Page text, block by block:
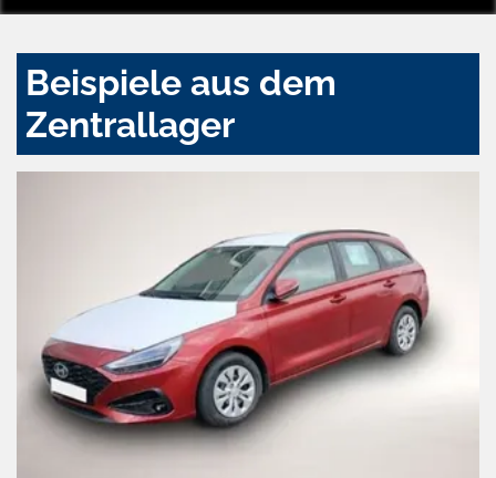
Beispiele aus dem
Zentrallager